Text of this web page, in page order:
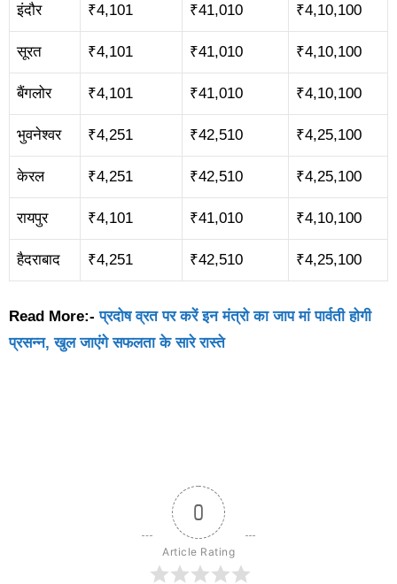
इंदौर ₹4,101 ₹41,010 ₹4,10,100
सूरत ₹4,101 ₹41,010 ₹4,10,100
बैंगलोर ₹4,101 ₹41,010 ₹4,10,100
भुवनेश्वर ₹4,251 ₹42,510 ₹4,25,100
केरल ₹4,251 ₹42,510 ₹4,25,100
रायपुर ₹4,101 ₹41,010 ₹4,10,100
हैदराबाद ₹4,251 ₹42,510 ₹4,25,100
Read More:-प्रदोष व्रत पर करें इन मंत्रो का जाप मां पार्वती होगी
प्रसन्न, खुल जाएंगे सफलता के सारे रास्ते
0
Article Rating